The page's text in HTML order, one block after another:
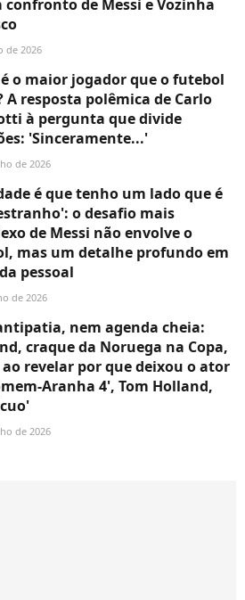
confronto de Messi e Vozinha
de 2026
o maior jogador que o futebol
A resposta polêmica de Carlo
à pergunta que divide
'Sinceramente...'
de 2026
é que tenho um lado que é
o desafio mais
de Messi não envolve o
mas um detalhe profundo em
pessoal
de 2026
nem agenda cheia:
craque da Noruega na Copa,
revelar por que deixou o ator
Aranha 4', Tom Holland,
de 2026